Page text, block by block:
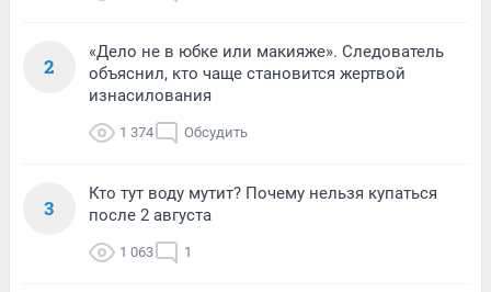
2
«Дело не в юбке или макияже». Следователь
объяснил, кто чаще становится жертвой
изнасилования
1 374 Обсудить
3
Кто тут воду мутит? Почему нельзя купаться
после 2 августа
1 063 1